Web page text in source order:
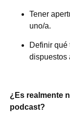
Tener
uno/a.
Definir qué
dispuestos
¿Es realmente
podcast?